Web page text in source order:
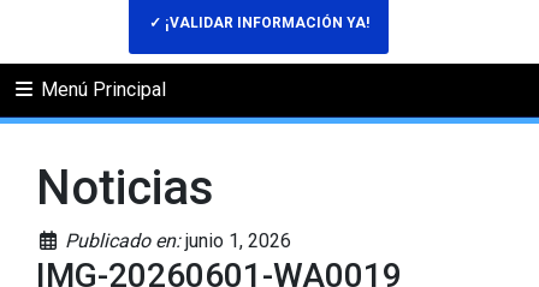
✓ ¡VALIDAR INFORMACIÓN YA!
Menú Principal
Noticias
Publicado en:junio 1, 2026
IMG-20260601-WA0019